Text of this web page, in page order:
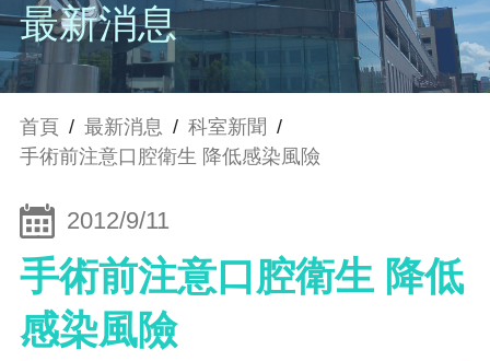
最新消息
首頁 / 最新消息 / 科室新聞 /
手術前注意口腔衛生 降低感染風險
2012/9/11
手術前注意口腔衛生 降低
感染風險